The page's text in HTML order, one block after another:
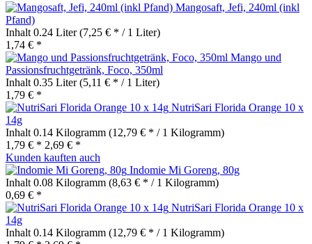
Mangosaft, Jefi, 240ml (inkl
Pfand)
Inhalt 0.24 Liter(7,25 € * / 1 Liter)
1,74 € *
Mango und
Passionsfruchtgetränk, Foco, 350ml
Inhalt 0.35 Liter(5,11 € * / 1 Liter)
1,79 € *
NutriSari Florida Orange 10 x
14g
Inhalt 0.14 Kilogramm (12,79 € * / 1 Kilogramm)
1,79 € * 2,69 € *
Kunden kauften auch
Indomie Mi Goreng, 80g
Inhalt 0.08 Kilogramm (8,63 € * / 1 Kilogramm)
0,69 € *
NutriSari Florida Orange 10 x
14g
Inhalt 0.14 Kilogramm (12,79 € * / 1 Kilogramm)